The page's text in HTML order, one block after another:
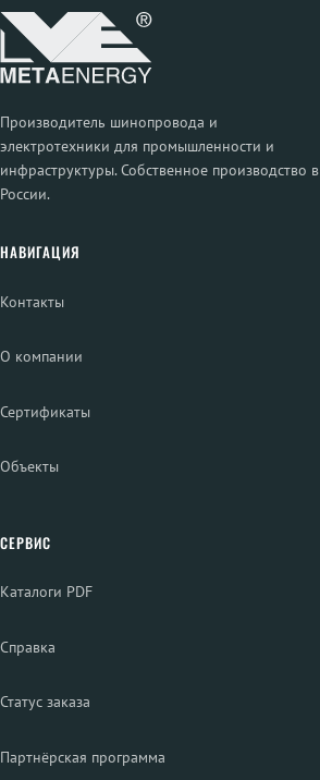
Производитель шинопровода и
электротехники для промышленности и
инфраструктуры. Собственное производство в
России.
НАВИГАЦИЯ
Контакты
О компании
Сертификаты
Объекты
СЕРВИС
Каталоги PDF
Справка
Статус заказа
Партнёрская программа